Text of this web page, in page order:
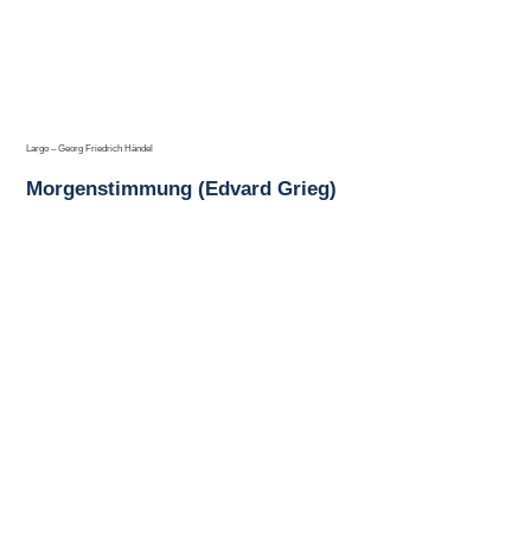
Largo – Georg Friedrich Händel
Morgenstimmung (Edvard Grieg)